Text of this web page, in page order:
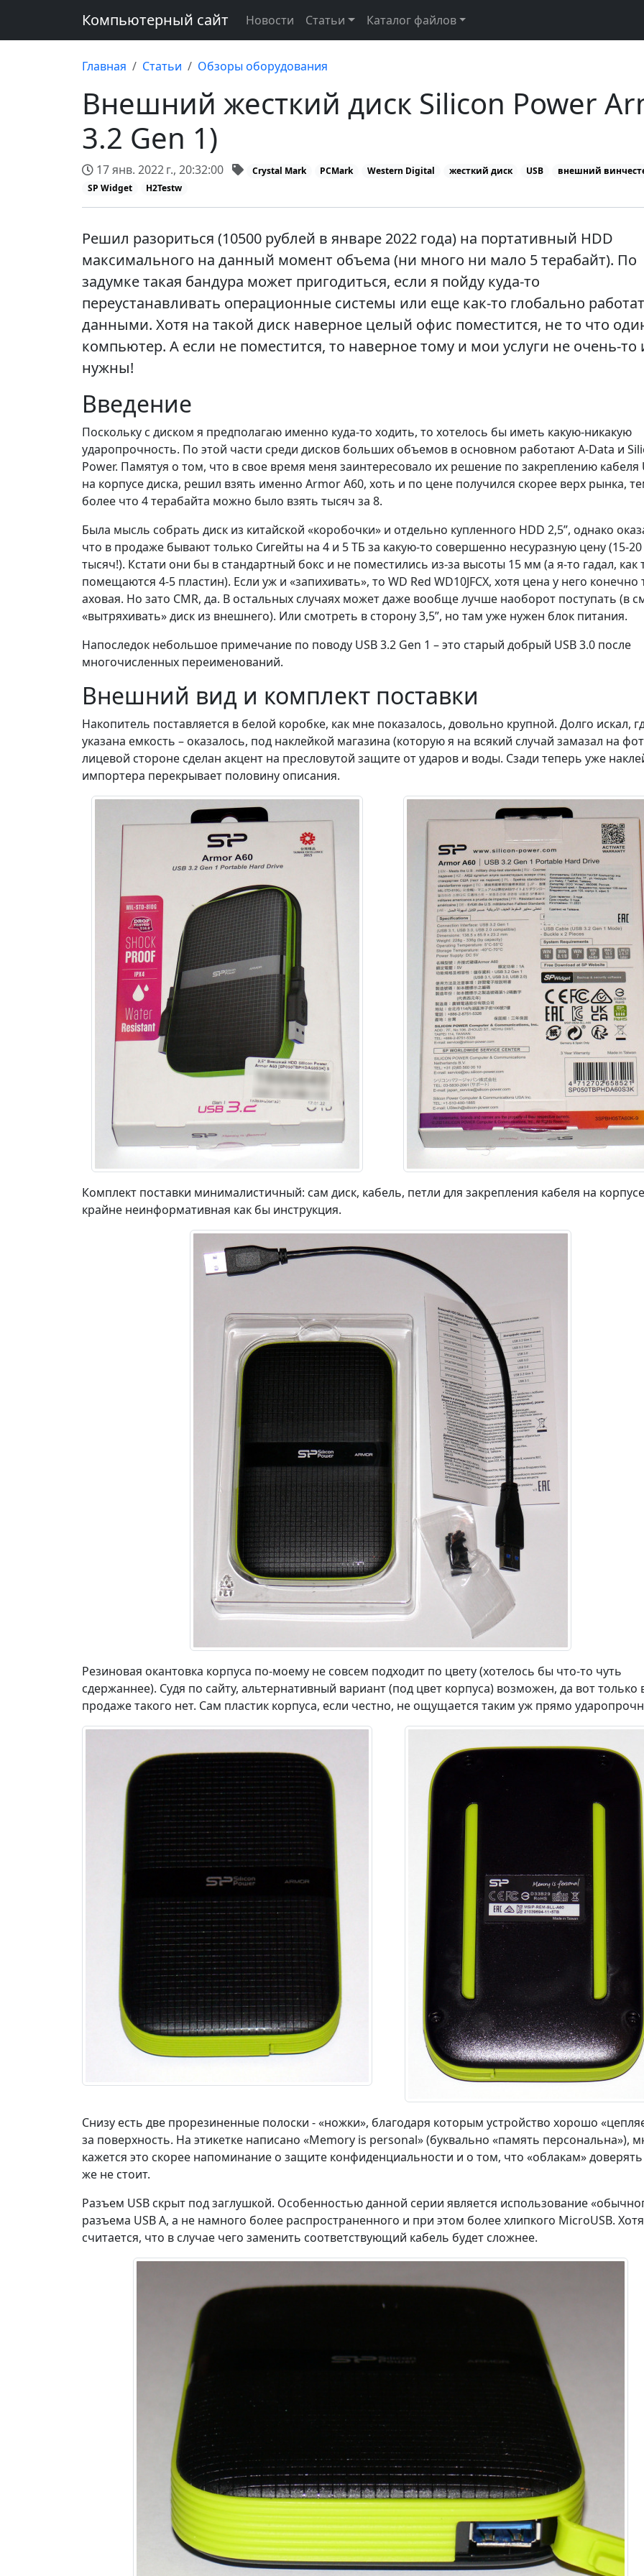
Компьютерный сайт Новости Статьи Каталог файлов
Главная Статьи Обзоры оборудования
Внешний жесткий диск Silicon Power
3.2 Gen 1)
17 янв. 2022 г., 20:32:00 Crystal Mark PCMark Western Digital жесткий диск USB
внешний
SP Widget
H2Testw
Решил разориться (10500 рублей в январе 2022 года) на портативный HDD
максимального на данный момент объема (ни много ни мало 5 терабайт). По
задумке такая бандура может пригодиться, если я пойду куда-то
переустанавливать операционные системы или еще как-то глобально
данными. Хотя на такой диск наверное целый офис поместится, не то что
компьютер. А если не поместится, то наверное тому и мои услуги не очень-то
нужны!
Введение
Поскольку с диском я предполагаю именно куда-то ходить, то хотелось бы иметь какую-никакую
ударопрочность. По этой части среди дисков больших объемов в основном работают A-Data и
Power. Памятуя о том, что в свое время меня заинтересовало их решение по закреплению кабеля
на корпусе диска, решил взять именно Armor A60, хоть и по цене получился скорее верх рынка,
более что 4 терабайта можно было взять тысяч за 8.
Была мысль собрать диск из китайской «коробочки» и отдельно купленного HDD 2,5”, однако
что в продаже бывают только Сигейты на 4 и 5 ТБ за какую-то совершенно несуразную цену (15-20
тысяч!). Кстати они бы в стандартный бокс и не поместились из-за высоты 15 мм (а я-то гадал, как
помещаются 4-5 пластин). Если уж и «запихивать», то WD Red WD10JFCX, хотя цена у него конечно
аховая. Но зато CMR, да. В остальных случаях может даже вообще лучше наоборот поступать (в
«вытряхивать» диск из внешнего). Или смотреть в сторону 3,5”, но там уже нужен блок питания.
Напоследок небольшое примечание по поводу USB 3.2 Gen 1 – это старый добрый USB 3.0 после
многочисленных переименований.
Внешний вид и комплект поставки
Накопитель поставляется в белой коробке, как мне показалось, довольно крупной. Долго искал,
указана емкость – оказалось, под наклейкой магазина (которую я на всякий случай замазал на
лицевой стороне сделан акцент на пресловутой защите от ударов и воды. Сзади теперь уже
импортера перекрывает половину описания.
Комплект поставки минималистичный: сам диск, кабель, петли для закрепления кабеля на
крайне неинформативная как бы инструкция.
Резиновая окантовка корпуса по-моему не совсем подходит по цвету (хотелось бы что-то чуть
сдержаннее). Судя по сайту, альтернативный вариант (под цвет корпуса) возможен, да вот только
продаже такого нет. Сам пластик корпуса, если честно, не ощущается таким уж прямо
Снизу есть две прорезиненные полоски - «ножки», благодаря которым устройство хорошо
за поверхность. На этикетке написано «Memory is personal» (буквально «память персональна»),
кажется это скорее напоминание о защите конфиденциальности и о том, что «облакам» доверять
же не стоит.
Разъем USB скрыт под заглушкой. Особенностью данной серии является использование
разъема USB A, а не намного более распространенного и при этом более хлипкого MicroUSB. Хотя
считается, что в случае чего заменить соответствующий кабель будет сложнее.